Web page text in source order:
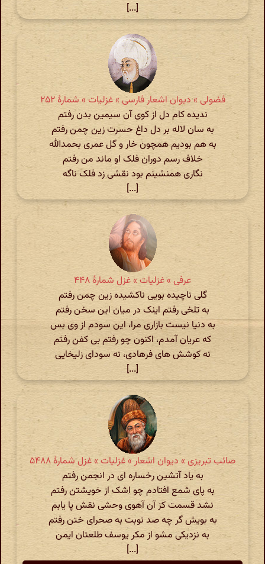
[...]
فضولی » دیوان اشعار فارسی » غزلیات » شمارهٔ ۲۵۲
ندیده کام دل از کوی آن سیمین بدن رفتم
به سان لاله بر دل داغ حسرت زین چمن رفتم
به هم بودیم همچون خار و گل عمری بحمدالله
خلاف رسم دوران فلک او ماند من رفتم
نگاری همنشینم بود نقشی زد فلک ناگه
[...]
عرفی » غزلیات » غزل شمارهٔ ۴۴۸
گلی ناچیده بویی ناکشیده زین چمن رفتم
به تلخی رفتم اینک در میان این سخن رفتم
به دنیا نیست بازاری مرا، این سودم از وی بس
که عریان آمدم، اکنون چو رفتم بی کفن رفتم
نه کوشش های فرهادی، نه سودای زلیخایی
[...]
صائب تبریزی » دیوان اشعار » غزلیات » غزل شمارهٔ ۵۴۸۸
به یاد آتشین رخساره ای در انجمن رفتم
به پای شمع افتادم چو اشک از خویشتن رفتم
نشد قسمت کز آن آهوی وحشی نقش پا یابم
به بویش گر چه صد نوبت به صحرای ختن رفتم
به نزدیکی مشو از مکر یوسف طلعتان ایمن
[...]